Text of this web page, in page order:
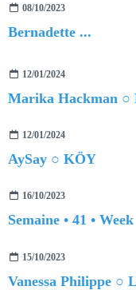
08/10/2023
Bernadette ...
12/01/2024
Marika Hackman ○
12/01/2024
AySay ○ KÖY
16/10/2023
Semaine • 41 • Week
15/10/2023
Vanessa Philippe ○